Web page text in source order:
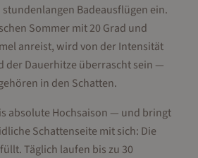
Badeausflügen ein.
Sommer mit 20 Grad und
anreist, wird von der Intensität
der Dauerhitze überrascht sein —
in den Schatten.
absolute Hochsaison — und bringt
Schattenseite mit sich: Die
Täglich laufen bis zu 30